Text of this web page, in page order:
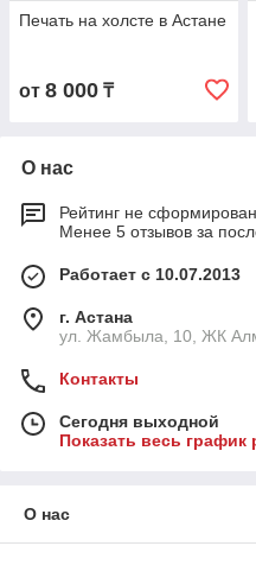
Печать на холсте в Астане
от 8 000 ₸
О нас
Рейтинг не сформирован
Менее 5 отзывов за
Работает с 10.07.2013
г. Астана
ул. Жамбыла, 10, ЖК
Контакты
Сегодня выходной
Показать весь график
О нас